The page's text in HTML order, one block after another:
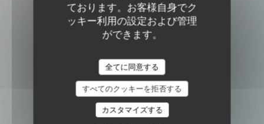
ております。お客様自身でク
ッキー利用の設定および管理
ができます。
全てに同意する
すべてのクッキーを拒否する
カスタマイズする